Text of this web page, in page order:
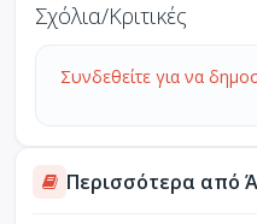
Σχόλια/Κριτικές
Συνδεθείτε για να
Περισσότερα από